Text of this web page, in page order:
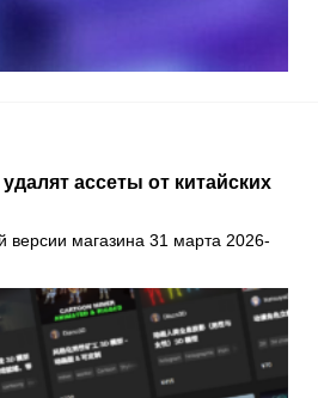
ассеты от китайских
версии магазина 31 марта 2026-